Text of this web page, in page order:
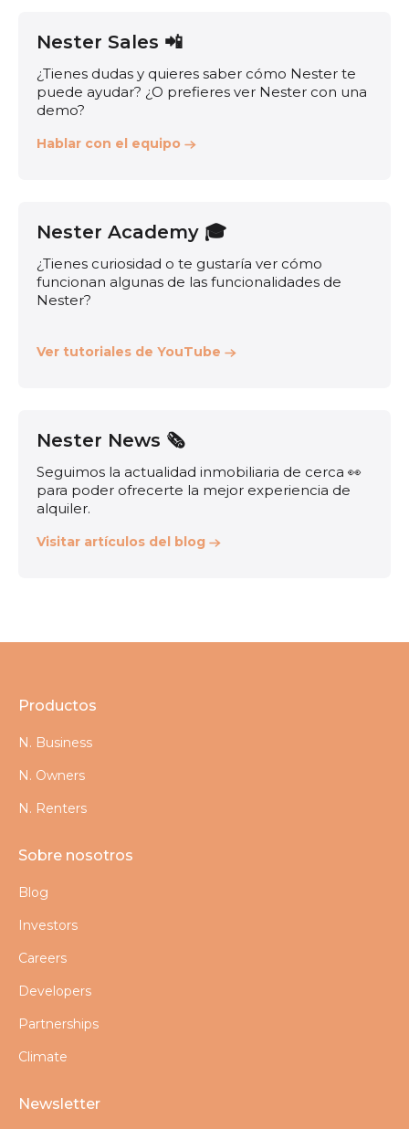
Nester Sales 📲
¿Tienes dudas y quieres saber cómo Nester te
puede ayudar? ¿O prefieres ver Nester con una
demo?
Hablar con el equipo
Nester Academy 🎓
¿Tienes curiosidad o te gustaría ver cómo
funcionan algunas de las funcionalidades de
Nester?
Ver tutoriales de YouTube
Nester News 🗞️
Seguimos la actualidad inmobiliaria de cerca 👀
para poder ofrecerte la mejor experiencia de
alquiler.
Visitar artículos del blog
Productos
N. Business
N. Owners
N. Renters
Sobre nosotros
Blog
Investors
Careers
Developers
Partnerships
Climate
Newsletter